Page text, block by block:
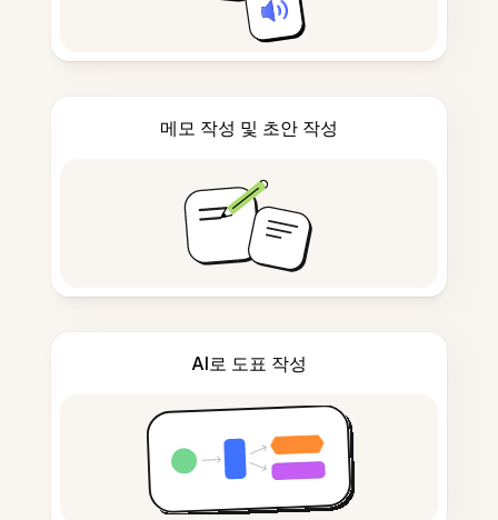
메모 작성 및 초안 작성
AI로 도표 작성